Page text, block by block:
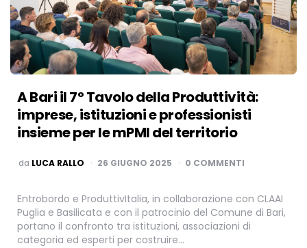
A Bari il 7° Tavolo della Produttività:
imprese, istituzioni e professionisti
insieme per le mPMI del territorio
PUBBLICATO
da LUCA RALLO 26 GIUGNO 2025 0 COMMENTI
Entrobordo e ProduttivItalia, in collaborazione con CLAAI
Puglia e Basilicata e con il patrocinio del Comune di Bari,
portano il confronto tra istituzioni, associazioni di
categoria ed esperti per costruire…